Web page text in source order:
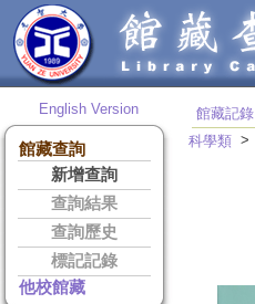
English Version
館藏查詢
新增查詢
查詢結果
查詢歷史
標記記錄
他校館藏
館藏記錄
科學類 >